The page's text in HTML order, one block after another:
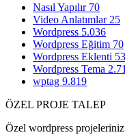
Nasıl Yapılır 70
Video Anlatımlar 25
Wordpress 5.036
Wordpress Eğitim 70
Wordpress Eklenti
Wordpress Tema
wptag 9.819
ÖZEL PROJE TALEP
Özel wordpress